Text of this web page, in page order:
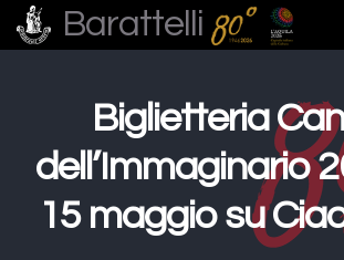
Barattelli
Biglietteria
dell’Immaginario
15 maggio su